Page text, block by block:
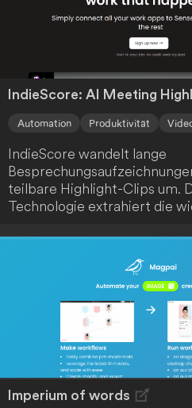
IndieScore: AI Meeting
Automation Produktivität
IndieScore wandelt lange
teilbare Highlight-Clips um.
Technologie extrahiert die
Team oder deine Kunden
relevantesten
werden. Profitiere von einer
ansprechenden
Imperium of words